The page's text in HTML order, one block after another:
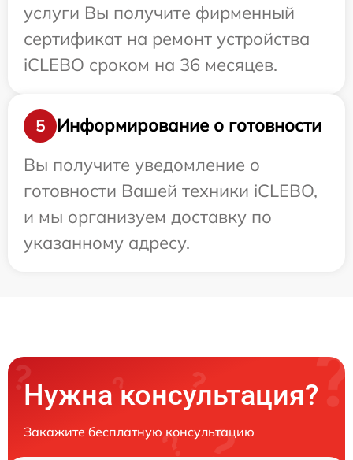
услуги Вы получите фирменный
сертификат на ремонт устройства
iCLEBO сроком на 36 месяцев.
5
Информирование о готовности
Вы получите уведомление о
готовности Вашей техники iCLEBO,
и мы организуем доставку по
указанному адресу.
Нужна консультация?
Закажите бесплатную консультацию